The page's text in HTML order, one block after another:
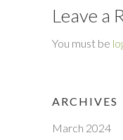
Leave a
You must be
ARCHIVES
March 2024